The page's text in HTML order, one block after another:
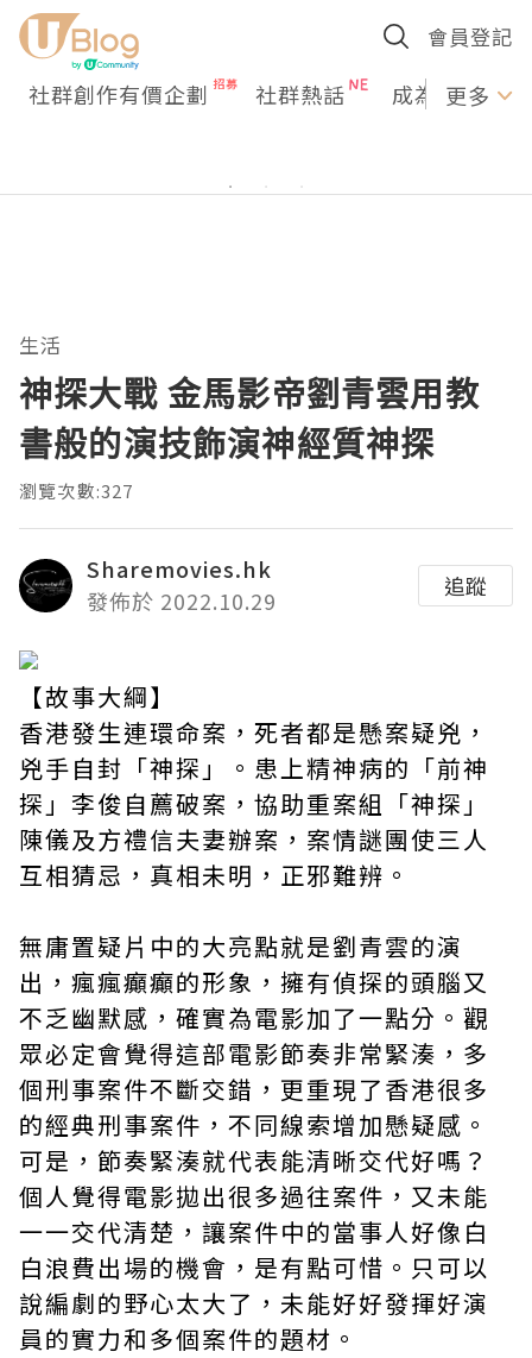
會員登記
社群創作有價企劃 社群熱話 成為U更多
生活
神探大戰 金馬影帝劉青雲用教
書般的演技飾演神經質神探
瀏覽次數:327
Sharemovies.hk
發佈於 2022.10.29
追蹤
【故事大綱】
香港發生連環命案，死者都是懸案疑兇，
兇手自封「神探」。患上精神病的「前神
探」李俊自薦破案，協助重案組「神探」
陳儀及方禮信夫妻辦案，案情謎團使三人
互相猜忌，真相未明，正邪難辨。
無庸置疑片中的大亮點就是劉青雲的演
出，瘋瘋癲癲的形象，擁有偵探的頭腦又
不乏幽默感，確實為電影加了一點分。觀
眾必定會覺得這部電影節奏非常緊湊，多
個刑事案件不斷交錯，更重現了香港很多
的經典刑事案件，不同線索增加懸疑感。
可是，節奏緊湊就代表能清晰交代好嗎？
個人覺得電影拋出很多過往案件，又未能
一一交代清楚，讓案件中的當事人好像白
白浪費出場的機會，是有點可惜。只可以
說編劇的野心太大了，未能好好發揮好演
員的實力和多個案件的題材。